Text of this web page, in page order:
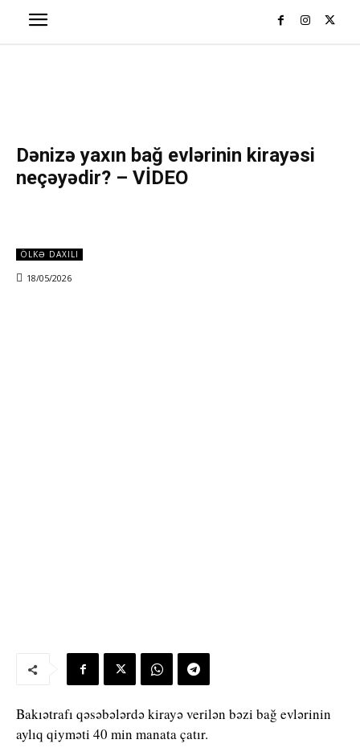
Dənizə yaxın bağ evlərinin kirayəsi
neçəyədir? – VİDEO
ÖLKƏ DAXILI
18/05/2026
Bakıətrafı qəsəbələrdə kirayə verilən bəzi bağ evlərinin
aylıq qiyməti 40 min manata çatır.